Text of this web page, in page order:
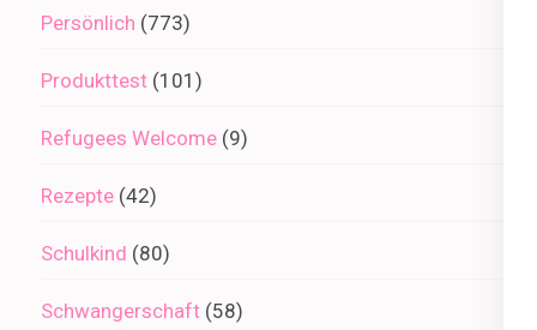
Persönlich (773)
Produkttest (101)
Refugees Welcome (9)
Rezepte (42)
Schulkind (80)
Schwangerschaft (58)